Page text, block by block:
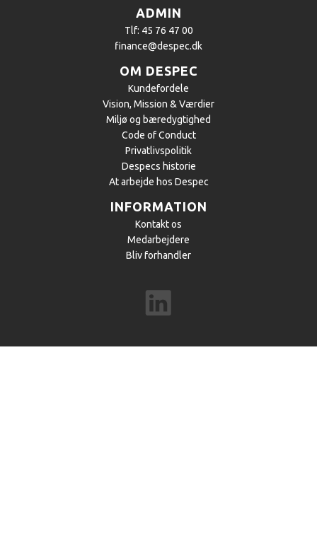
ADMIN
Tlf: 45 76 47 00
finance@despec.dk
OM DESPEC
Kundefordele
Vision, Mission & Værdier
Miljø og bæredygtighed
Code of Conduct
Privatlivspolitik
Despecs historie
At arbejde hos Despec
INFORMATION
Kontakt os
Medarbejdere
Bliv forhandler